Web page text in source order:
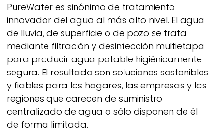
PureWater es sinónimo de tratamiento
innovador del agua al más alto nivel. El agua
de lluvia, de superficie o de pozo se trata
mediante filtración y desinfección multietapa
para producir agua potable higiénicamente
segura. El resultado son soluciones sostenibles
y fiables para los hogares, las empresas y las
regiones que carecen de suministro
centralizado de agua o sólo disponen de él
de forma limitada.